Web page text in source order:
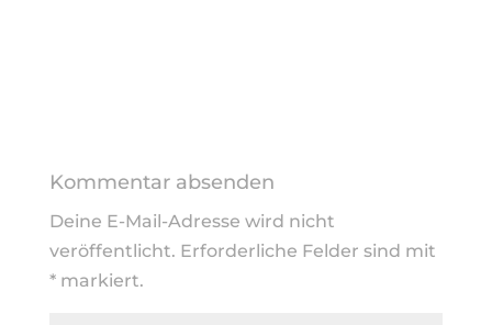
Kommentar absenden
Deine E-Mail-Adresse wird nicht
veröffentlicht. Erforderliche Felder sind mit
*markiert.